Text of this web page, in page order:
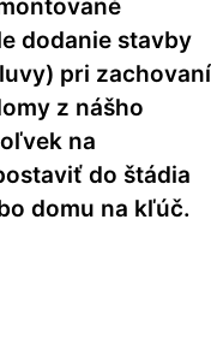
dodanie stavby
pri zachovaní
z nášho
na
do štádia
domu na kľúč.